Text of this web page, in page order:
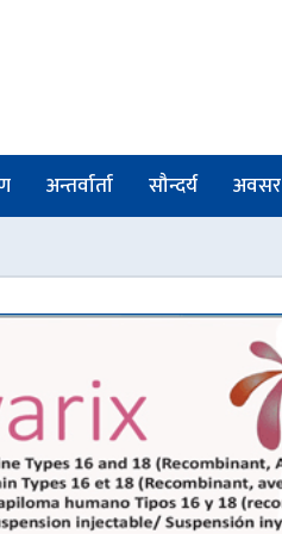
अन्तर्वार्ता सौन्दर्य अवसर